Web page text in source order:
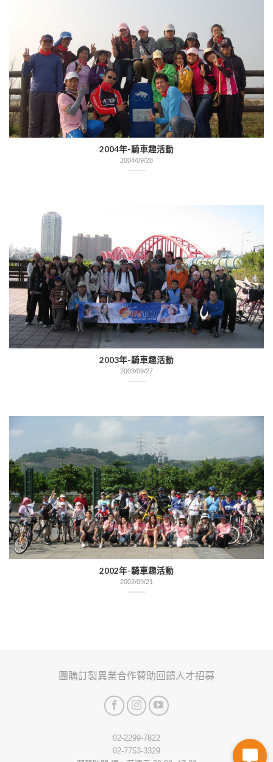
2004年-騎車趣活動
2004/09/28
2003年-騎車趣活動
2003/09/27
2002年-騎車趣活動
2002/09/21
團購訂製異業合作贊助回饋人才招募
02-2299-7822
02-7753-3329